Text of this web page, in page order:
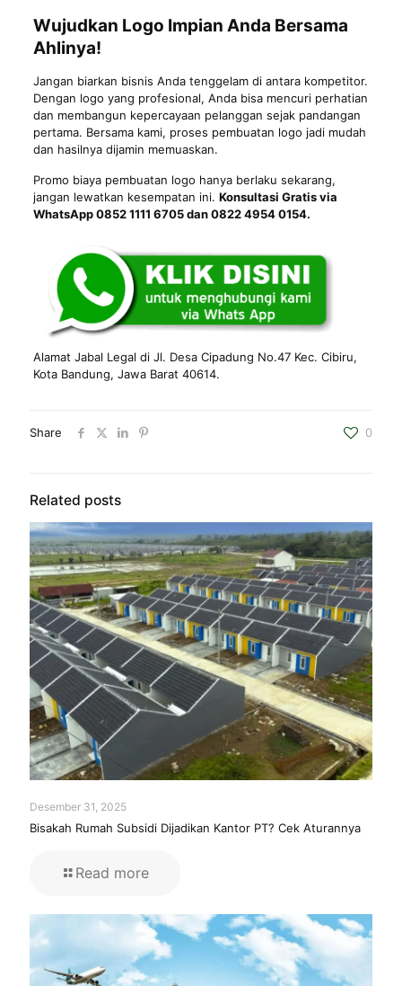
Wujudkan Logo Impian Anda Bersama
Ahlinya!
Jangan biarkan bisnis Anda tenggelam di antara kompetitor.
Dengan logo yang profesional, Anda bisa mencuri perhatian
dan membangun kepercayaan pelanggan sejak pandangan
pertama. Bersama kami, proses pembuatan logo jadi mudah
dan hasilnya dijamin memuaskan.
Promo biaya pembuatan logo hanya berlaku sekarang,
jangan lewatkan kesempatan ini. Konsultasi Gratis via
WhatsApp 0852 1111 6705 dan 0822 4954 0154.
Alamat Jabal Legal di Jl. Desa Cipadung No.47 Kec. Cibiru,
Kota Bandung, Jawa Barat 40614.
Share 0
Related posts
Desember 31, 2025
Bisakah Rumah Subsidi Dijadikan Kantor PT? Cek Aturannya
Read more